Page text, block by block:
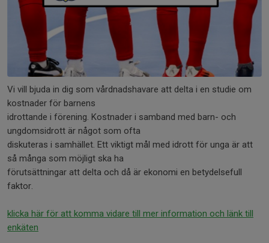
Vi vill bjuda in dig som vårdnadshavare att delta i en studie om
kostnader för barnens
idrottande i förening. Kostnader i samband med barn- och
ungdomsidrott är något som ofta
diskuteras i samhället. Ett viktigt mål med idrott för unga är att
så många som möjligt ska ha
förutsättningar att delta och då är ekonomi en betydelsefull
faktor.
klicka här för att komma vidare till mer information och länk till
enkäten